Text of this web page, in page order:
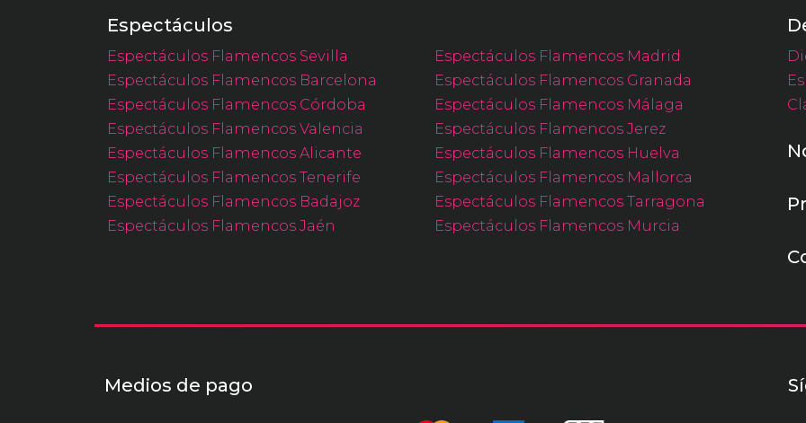
Espectáculos
Espectáculos Flamencos Sevilla
Espectáculos Flamencos Madrid
Espectáculos Flamencos Barcelona
Espectáculos Flamencos Granada
Espectáculos Flamencos Córdoba
Espectáculos Flamencos Málaga
Espectáculos Flamencos Valencia
Espectáculos Flamencos Jerez
Espectáculos Flamencos Alicante
Espectáculos Flamencos Huelva
Espectáculos Flamencos Tenerife
Espectáculos Flamencos Mallorca
Espectáculos Flamencos Badajoz
Espectáculos Flamencos Tarragona
Espectáculos Flamencos Jaén
Espectáculos Flamencos Murcia
Medios de pago